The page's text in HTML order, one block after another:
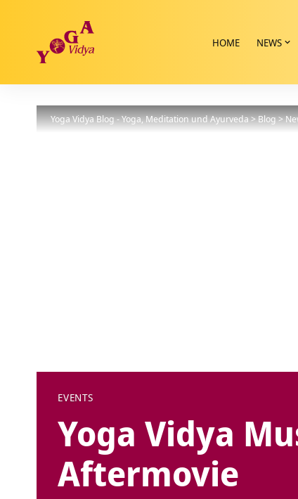
HOME NEWS
Yoga Vidya Blog - Yoga, Meditation und Ayurveda>Blog>
EVENTS
Yoga Vidya
Aftermovie